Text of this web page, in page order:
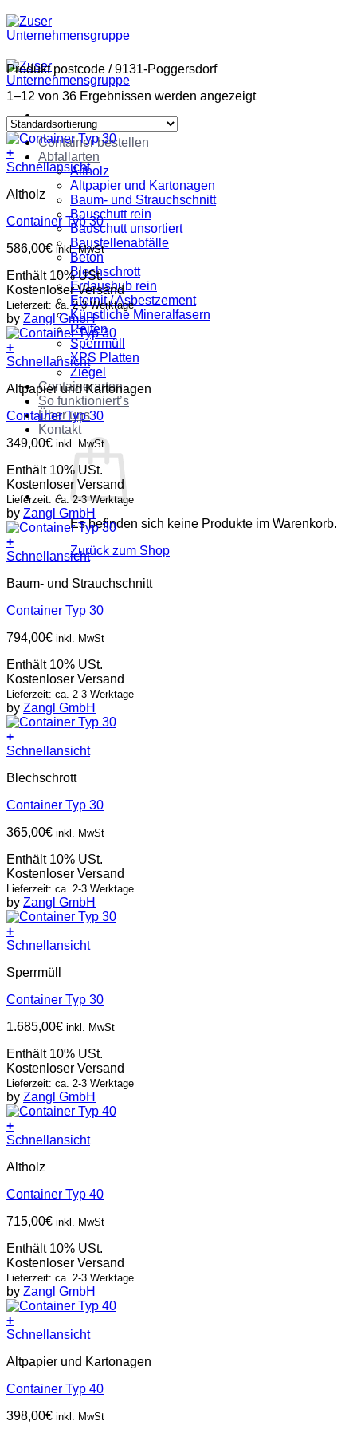
Zum
Inhalt
springen
Container bestellen
Abfallarten
Altholz
Altpapier und Kartonagen
Baum- und Strauchschnitt
Bauschutt rein
Bauschutt unsortiert
Baustellenabfälle
Beton
Blechschrott
Erdaushub rein
Eternit / Asbestzement
Künstliche Mineralfasern
Reifen
Sperrmüll
XPS Platten
Ziegel
Containerarten
So funktioniert’s
Über uns
Kontakt
Es befinden sich keine Produkte im Warenkorb.
Zurück zum Shop
Produkt postcode /9131-Poggersdorf
1–12 von 36 Ergebnissen werden angezeigt
+
Schnellansicht
Altholz
Container Typ 30
586,00€ inkl. MwSt
Enthält 10% USt.
Kostenloser Versand
Lieferzeit: ca. 2-3 Werktage
by Zangl GmbH
+
Schnellansicht
Altpapier und Kartonagen
Container Typ 30
349,00€ inkl. MwSt
Enthält 10% USt.
Kostenloser Versand
Lieferzeit: ca. 2-3 Werktage
by Zangl GmbH
+
Schnellansicht
Baum- und Strauchschnitt
Container Typ 30
794,00€ inkl. MwSt
Enthält 10% USt.
Kostenloser Versand
Lieferzeit: ca. 2-3 Werktage
by Zangl GmbH
+
Schnellansicht
Blechschrott
Container Typ 30
365,00€ inkl. MwSt
Enthält 10% USt.
Kostenloser Versand
Lieferzeit: ca. 2-3 Werktage
by Zangl GmbH
+
Schnellansicht
Sperrmüll
Container Typ 30
1.685,00€ inkl. MwSt
Enthält 10% USt.
Kostenloser Versand
Lieferzeit: ca. 2-3 Werktage
by Zangl GmbH
+
Schnellansicht
Altholz
Container Typ 40
715,00€ inkl. MwSt
Enthält 10% USt.
Kostenloser Versand
Lieferzeit: ca. 2-3 Werktage
by Zangl GmbH
+
Schnellansicht
Altpapier und Kartonagen
Container Typ 40
398,00€ inkl. MwSt